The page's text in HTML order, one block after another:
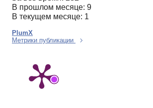
В прошлом месяце: 9
В текущем месяце: 1
PlumX
Метрики публикации